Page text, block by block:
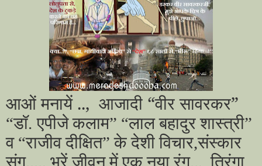
आओं मनायें .., आजादी “वीर सावरकर”
“डॉ. एपीजे कलाम” “लाल बहादुर शास्त्री”
व “राजीव दीक्षित” के देशी विचार,संस्कार
संग...., भरें जीवन में एक नया रंग.., तिरंगा